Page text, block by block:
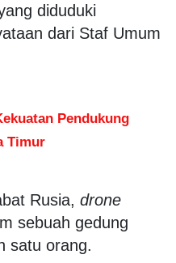
diduduki
dari Staf Umum
Pendukung
Timur
Rusia, drone
sebuah gedung
satu orang.